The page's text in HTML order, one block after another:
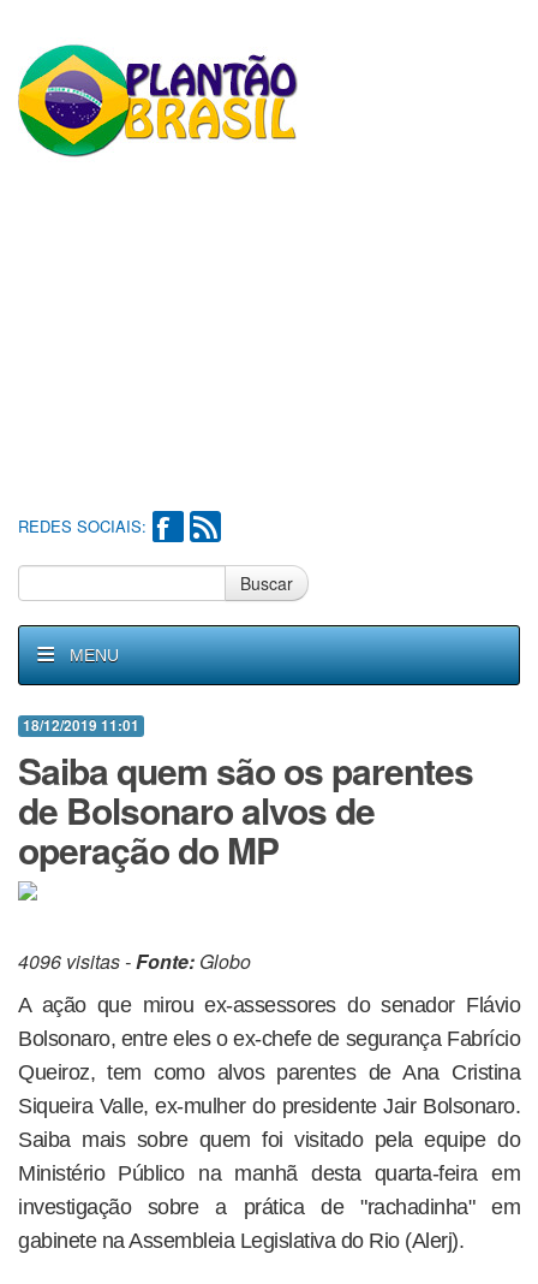
REDES SOCIAIS:
Buscar
MENU
18/12/2019 11:01
Saiba quem são os parentes
de Bolsonaro alvos de
operação do MP
4096 visitas -Fonte: Globo
A ação que mirou ex-assessores do senador Flávio
Bolsonaro, entre eles o ex-chefe de segurança Fabrício
Queiroz, tem como alvos parentes de Ana Cristina
Siqueira Valle, ex-mulher do presidente Jair Bolsonaro.
Saiba mais sobre quem foi visitado pela equipe do
Ministério Público na manhã desta quarta-feira em
investigação sobre a prática de "rachadinha" em
gabinete na Assembleia Legislativa do Rio (Alerj).